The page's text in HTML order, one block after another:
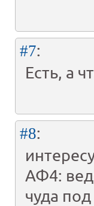
#7:
Есть, а
#8:
АФ4:
чуда